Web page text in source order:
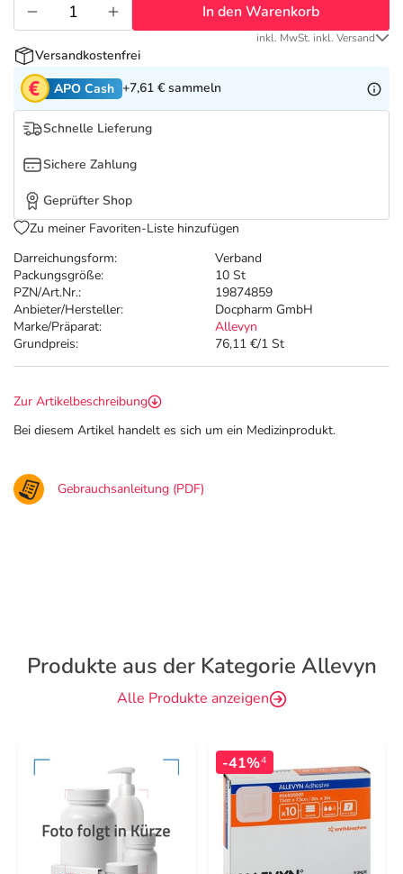
Tierapotheke
Vitamine & Mineralstoffe
Marken
Salus Deals
Darreichungsform:
Verband
Packungsgröße:
10 St
PZN/Art.Nr.:
19874859
Anbieter/Hersteller:
Docpharm GmbH
Marke/Präparat:
Allevyn
Grundpreis:
76,11 €/1 St
In den Warenkorb
inkl. MwSt. inkl. Versand
Versandkostenfrei
APO Cash +7,61 € sammeln
Schnelle Lieferung
Sichere Zahlung
Geprüfter Shop
Zu meiner Favoriten-Liste hinzufügen
Zur Artikelbeschreibung
Bei diesem Artikel handelt es sich um ein Medizinprodukt.
Gebrauchsanleitung (PDF)
Produkte aus der Kategorie Allevyn
Alle Produkte anzeigen
-41%4